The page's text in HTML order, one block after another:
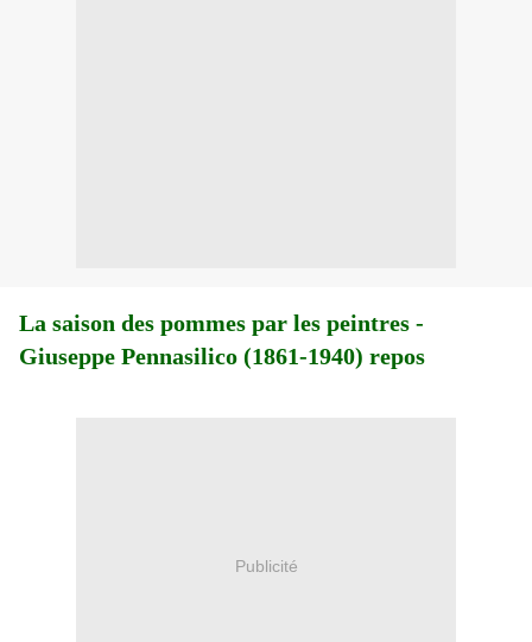
La saison des pommes par les peintres -
Giuseppe Pennasilico (1861-1940) repos
Publicité